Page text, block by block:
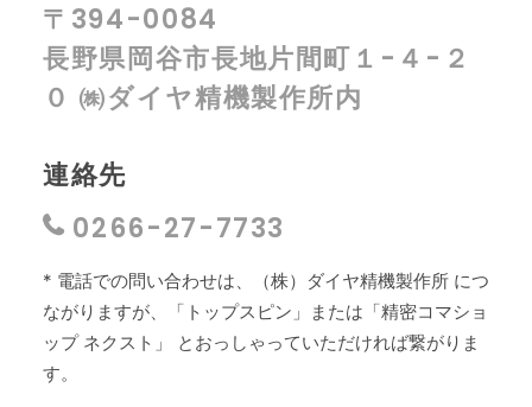
〒394-0084
長野県岡谷市長地片間町１-４-２
０ ㈱ダイヤ精機製作所内
連絡先
0266-27-7733
* 電話での問い合わせは、（株）ダイヤ精機製作所 につ
ながりますが、「トップスピン」または「精密コマショ
ップ ネクスト」 とおっしゃっていただければ繋がりま
す。